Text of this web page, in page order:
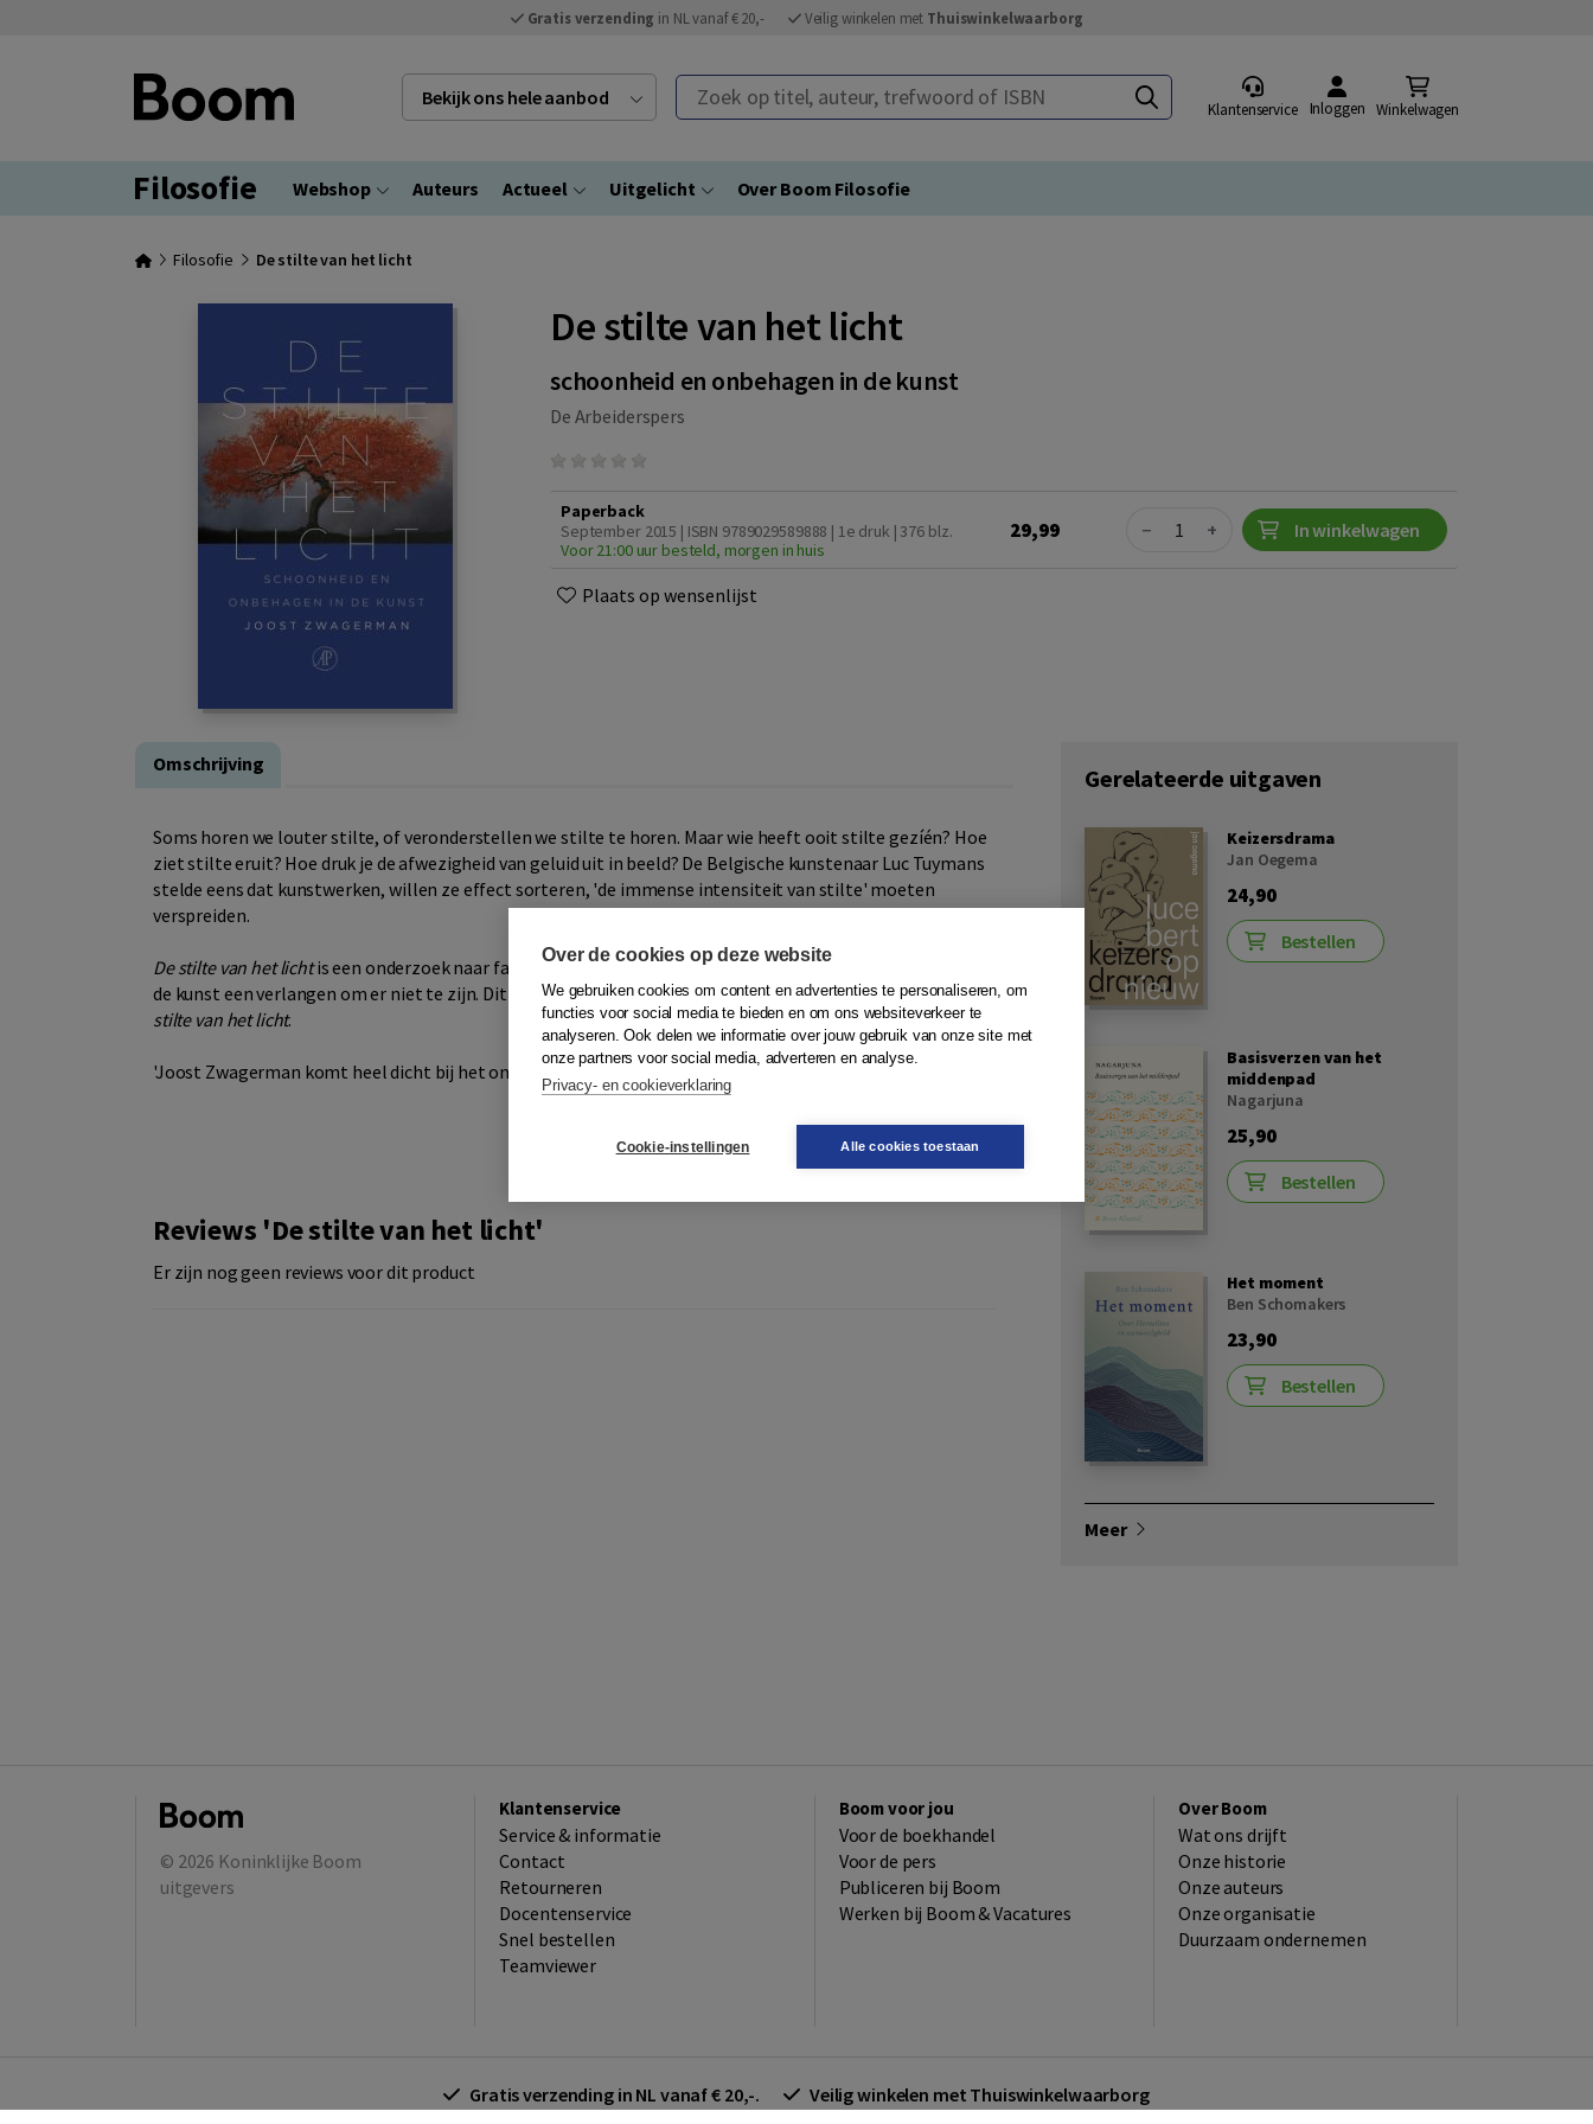
Gratis verzending in NL vanaf € 20,- Veilig winkelen met Thuiswinkelwaarborg
Bekijk ons hele aanbod Zoek op titel, auteur, trefwoord of ISBN
Klantenservice Inloggen Winkelwagen
Filosofie Webshop Auteurs Actueel Uitgelicht Over Boom Filosofie
Filosofie De stilte van het licht
De stilte van het licht
schoonheid en onbehagen in de kunst
De Arbeiderspers
Paperback
September 2015 | ISBN 9789029589888 | 1e druk | 376 blz.
Voor 21:00 uur besteld, morgen in huis
29,99 Quantity
− + In winkelwagen
Plaats op wensenlijst
Omschrijving
Soms horen we louter stilte, of veronderstellen we stilte te horen. Maar wie heeft ooit stilte gezíén? Hoe
ziet stilte eruit? Hoe druk je de afwezigheid van geluid uit in beeld? De Belgische kunstenaar Luc Tuymans
stelde eens dat kunstwerken, willen ze effect sorteren, 'de immense intensiteit van stilte' moeten
verspreiden.
De stilte van het lichtis een onderzoek naar facetten van die immense stilte. Misschien belichaamt stilte in
de kunst een verlangen om er niet te zijn. Dit verlangen vormt voor Zwagerman de aandrijfmotor inDe
stilte van het licht.
'Joost Zwagerman komt heel dicht bij het onbereikbare nabije.' - K. Schippers over De stilte van het licht
Reviews 'De stilte van het licht'
Er zijn nog geen reviews voor dit product
Gerelateerde uitgaven
Keizersdrama
Jan Oegema
24,90
Bestellen
Basisverzen van het
middenpad
Nagarjuna
25,90
Bestellen
Het moment
Ben Schomakers
23,90
Bestellen
Meer
© 2026 Koninklijke Boom
uitgevers
Klantenservice
Service & informatie
Contact
Retourneren
Docentenservice
Snel bestellen
Teamviewer
Boom voor jou
Voor de boekhandel
Voor de pers
Publiceren bij Boom
Werken bij Boom & Vacatures
Over Boom
Wat ons drijft
Onze historie
Onze auteurs
Onze organisatie
Duurzaam ondernemen
Gratis verzending in NL vanaf € 20,-. Veilig winkelen met Thuiswinkelwaarborg
Over de cookies op deze website
We gebruiken cookies om content en advertenties te personaliseren, om
functies voor social media te bieden en om ons websiteverkeer te
analyseren. Ook delen we informatie over jouw gebruik van onze site met
onze partners voor social media, adverteren en analyse.
Privacy- en cookieverklaring
Cookie-instellingen Alle cookies toestaan